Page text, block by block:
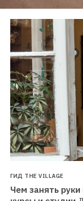
ГИД THE VILLAGE
Чем занять